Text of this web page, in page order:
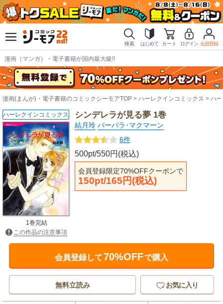
検索 はじめて カート ログイン 会員登録
漫画（マンガ）・電子書籍が国内最大級!!
漫画(まんが)・電子書籍のコミックシーモアTOP ハーレクインコミックス ハ
シンデレラが見る夢 1巻
結月玲 バーバラ･マクマーン
6件
500pt/550円(税込)
会員登録限定70%OFFクーポンで
150pt/165円(税込)
ハーレクインコミックス
1巻完結
この作品の注意事項
会員登録して70%OFFで購入
無料立読み お気に入り